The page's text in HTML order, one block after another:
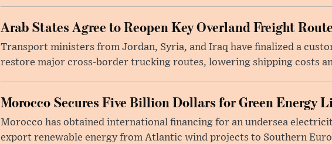
Arab States Agree to Reopen Key Overland Freight
Transport ministers from Jordan, Syria, and Iraq have finalized a
restore major cross-border trucking routes, lowering shipping costs
Morocco Secures Five Billion Dollars for Green Energy
Morocco has obtained international financing for an undersea
export renewable energy from Atlantic wind projects to Southern